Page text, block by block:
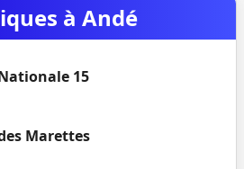
à Andé
15
Marettes